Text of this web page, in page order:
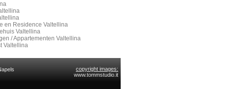
en Residence Valtellina
Valtellina
/ Appartementen Valtellina
Valtellina
copyright images:
www.tommstudio.it